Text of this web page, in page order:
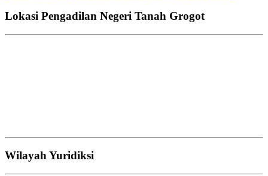
Lokasi Pengadilan Negeri Tanah Grogot
Wilayah Yuridiksi